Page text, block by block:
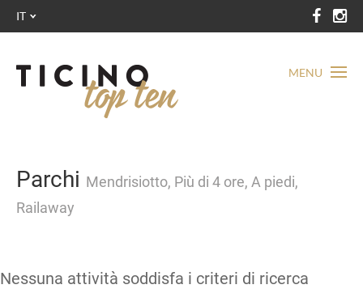
MENU
IT
Parchi Mendrisiotto, Più di 4 ore, A piedi,
Railaway
Nessuna attività soddisfa i criteri di ricerca